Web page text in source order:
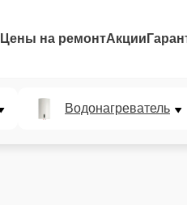
Цены на ремонтАкции
Водонагреватель